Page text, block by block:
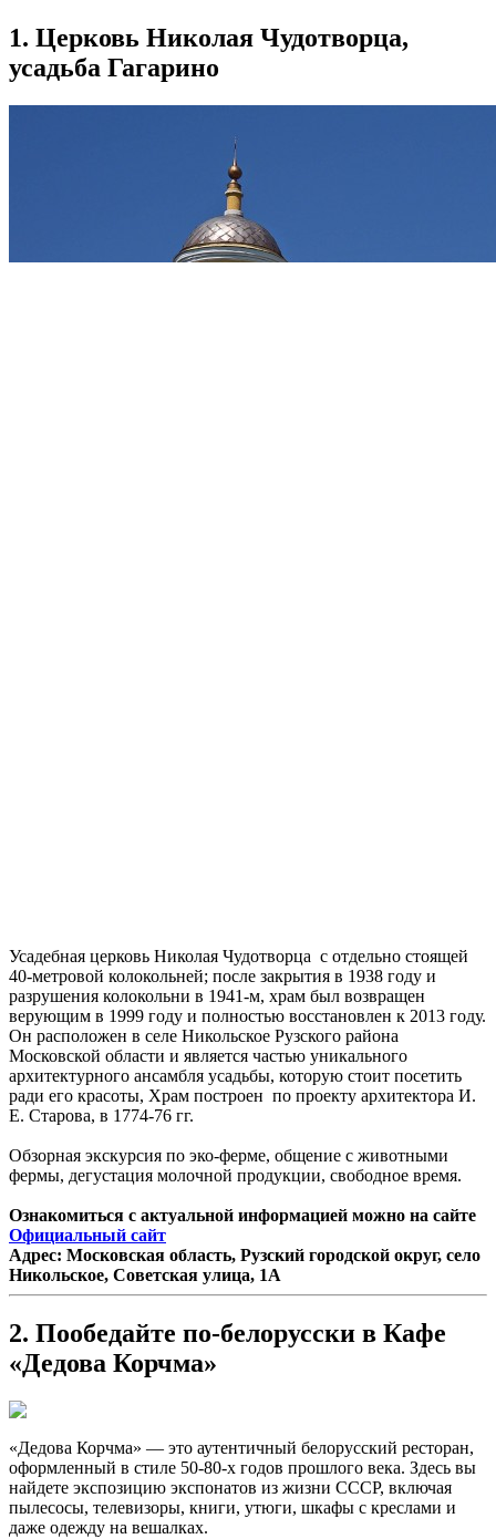
1. Церковь Николая Чудотворца,
усадьба Гагарино
Усадебная церковь Николая Чудотворца с отдельно стоящей
40-метровой колокольней; после закрытия в 1938 году и
разрушения колокольни в 1941-м, храм был возвращен
верующим в 1999 году и полностью восстановлен к 2013 году.
Он расположен в селе Никольское Рузского района
Московской области и является частью уникального
архитектурного ансамбля усадьбы, которую стоит посетить
ради его красоты, Храм построен по проекту архитектора И.
Е. Старова, в 1774-76 гг.
Обзорная экскурсия по эко-ферме, общение с животными
фермы, дегустация молочной продукции, свободное время.
Ознакомиться с актуальной информацией можно на сайте
Официальный сайт
Адрес: Московская область, Рузский городской округ, село
Никольское, Советская улица, 1А
2. Пообедайте по-белорусски в Кафе
«Дедова Корчма»
«Дедова Корчма» — это аутентичный белорусский ресторан,
оформленный в стиле 50-80-х годов прошлого века. Здесь вы
найдете экспозицию экспонатов из жизни СССР, включая
пылесосы, телевизоры, книги, утюги, шкафы с креслами и
даже одежду на вешалках.